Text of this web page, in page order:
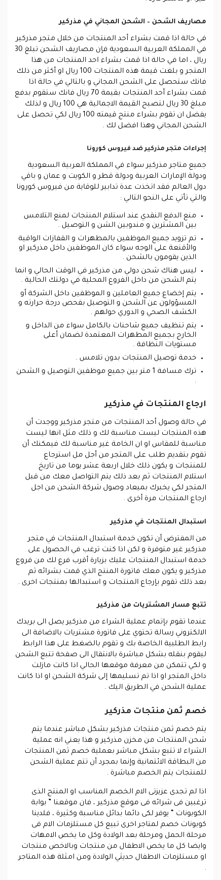
مصاريف الشحن – الشحن المجاني في مذركير
في حالة اذا قمت بشراء أحد المنتجات من خلال متجر مذركير
في المملكة العربية السعودية فإن مصاريف الشحن تبلغ 30
ريال ، اما في حالة اذا قمت بشراء احد المنتجات من هذا
المتجر و بلغت قيمة هذه المنتجات 100 ريال او أكثر من ذلك
فانك ستحصل على الشحن المجاني و بالتالي في حالة اذا
قمت بشراء أحد المنتجات بقيمة 70 ريال فانك ستقوم بدفع
مبلغ 30 ريال لتصبح القيمة الاجمالية هي 100 ريال و لذلك
يفضل ان تقوم بشراء منتج قيمته 100 ريال لكي تحصل على
الشحن المجاني وهذا افضل لك .
إجراءات متجر مذركير ضد فيروس كورونا
جميع متاجر مذركير سواء في المملكة العربية السعودية
ودولة الإمارات العربية ودولة قطر و الكويت و عمان و باقي
دول العالم فقد اتخذت عدة تدابير للوقاية من فيروس كورونا
والتي تأتي على النحو التالي :
منع الدفع النقدي عند استلام المنتجات لمنع التلامس
بين المشترين و مندوبين الشن و التوصيل .
تم تزويد جميع الموظفين بالمطهرات و القفازات الواقية
والأقنعة على الوجه سواء كان الموظفين داخل مذركير او
الذين يقومون بالشحن .
ليس هناك شحن دولي من مذركير في الوقت الحالي و انما
يتم الشحن من داخل الفروع المحلية في دولتك الحالية .
يتم إخضاع جميع العاملين و الموظفين داخل الشركة أو
المسؤولون عن الشحن و التوصيل بفحص درجة حرارته و
الكشف الصحي و الدوري حولهم .
يتم تنظيف جميع شاحنات بالكامل سواء من الداخل و
الخارج بجميع المطهرات المعتمدة لضمان أعلى
مستويات النظافة .
خدمة توصيل المنتجات بدون تلامس .
ترك مسافة 1 متر بين جميع موظفين التوصيل و الشحن
.
ارجاع المنتجات في مذركير
في حالة وصول أحد المنتجات من متجر مذركير ووجدت أن
هذه المنتجات ليست مناسبة لك و ذلك مثل انها ليست
مناسبة للمقاس او ان الخامة غير مناسبة لك فيمكنك أن
تقوم بتقديم طلب على المتجر من أجل مل استرجاع
للمنتجات و يكون ذلك خلال اربعة عشر يوما من تاريخ
استلام المنتجات ثم بعد ذلك يتم التواصل معك من قبل
المتجر لكي يخبرك بميعاد وصول شركة الشحن من اجل
ارجاع المنتجات مرة أخرى .
استبدال المنتجات في مذركير
من المفترض أن تكون خدمة استبدال المنتجات في متجر
مذركير غير متوفرة و لكن اذا كنت ترغب في الحصول على
خدمة استبدال المنتجات عليك بزيارة أقرب فرع لك من فروع
مذركير و يكون معك فاتورة المنتج الذي قمت بشرائه ثم
بعد ذلك تقوم بإرجاع المنتجات و استبدالها بمنتجات اخرى .
تتبع مسار المشتريات من مذركير
عندما تقوم بإتمام عملية الشراء من مذركير يصل الى بريدك
الالكتروني رسالة تحتوي على فاتورة مشتريات بالاضافة الى
رابط الطلبية الخاصة بك و تقوم بالضغط على هذا الرابط
ليقوم بنقله بشكل مباشرة بالانتقال الى صفحة تتبع الشحن
و لكي تتمكن من معرفة موقعها الحالي اذا كانت مازلت
داخل المتجر او اذا تم تسليمها إلى شركة الشحن او اذا كانت
عملية الشحن في الطريق اليك .
خصم ثمن منتجات مذركير
يتم خصم ثمن منتجات مذركير بشكل مباشر عندما يتم
شحن المنتجات من مخزن مذركير و هذا يعني انه عملية
الشراء لا تتبع بشكل مباشر بعملية خصم ثمن المنتجات
من البطاقة الائتمانية وإنما بمجرد أن تتم عملية الشحن
للمنتجات يتم الخصم مباشرة .
اذا لم تجدى عزيزتى الام الخصم المناسب او المنتج الذى
ترغبين فى شرائه فى موقع مذركير ، فان موقعنا ” بوابة
الكوبونات ” يوفر لكى دائما بدائل مناسبة وكثيرة ، فلدينا
كوبونات خصم لمتاجر اخرى تبيع كل مستلزمات الام فى
مرحلة الحمل ومرحلة بعد الولادة وكل ما يخص الامهات
وايضا كل ما يخص الاطفال من منتجات وبالاخص منتجات
او مستلزمات الاطفال حديثي الولادة ومن امثلة هذه المتاجر
.